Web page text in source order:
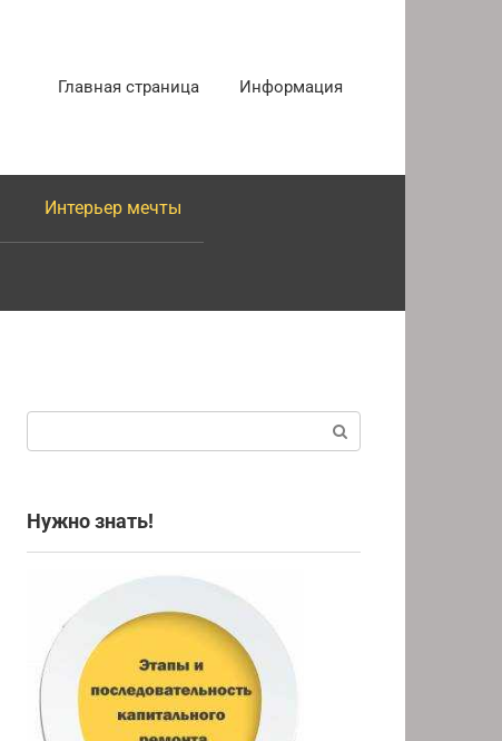
Главная страница Информация
Интерьер мечты
Нужно знать!